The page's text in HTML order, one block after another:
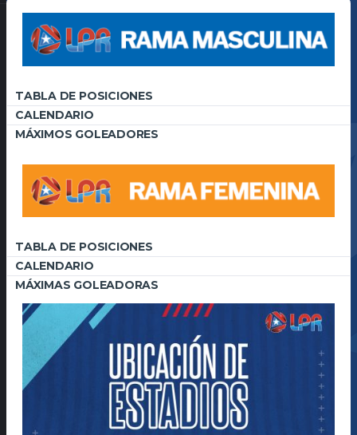
TABLA DE POSICIONES
CALENDARIO
MÁXIMOS GOLEADORES
TABLA DE POSICIONES
CALENDARIO
MÁXIMAS GOLEADORAS